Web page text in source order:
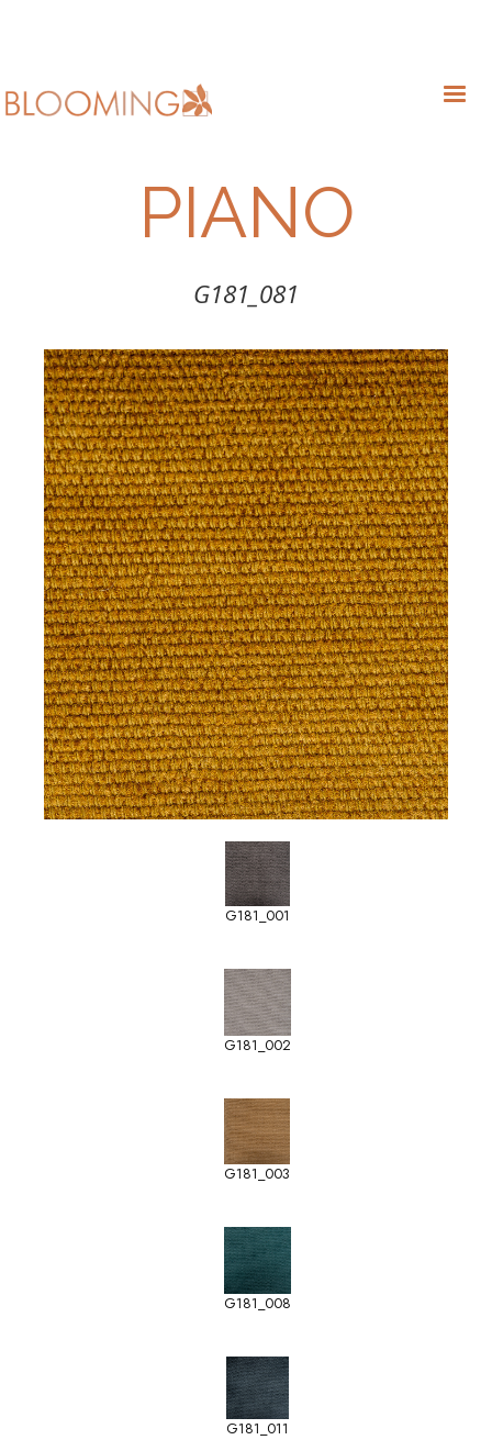
PIANO
G181_081
G181_001
G181_002
G181_003
G181_008
G181_011